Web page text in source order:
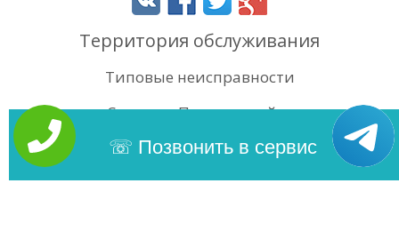
Территория обслуживания
Типовые неисправности
Статьи
Поиск по сайту
Позвонить в сервис